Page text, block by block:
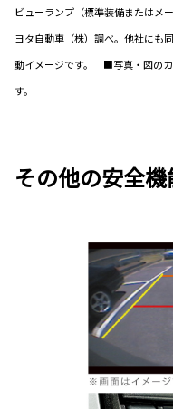
ビューランプ（標準装備またはメ
ヨタ自動車（株）調べ。他社に
動イメージです。 ■写真・図のカ
す。
その他の安全機